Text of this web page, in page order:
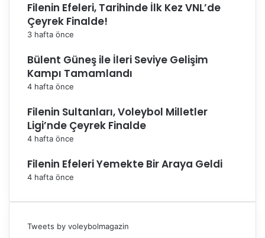
Filenin Efeleri, Tarihinde İlk Kez VNL’de
Çeyrek Finalde!
3 hafta önce
Bülent Güneş ile İleri Seviye Gelişim
Kampı Tamamlandı
4 hafta önce
Filenin Sultanları, Voleybol Milletler
Ligi’nde Çeyrek Finalde
4 hafta önce
Filenin Efeleri Yemekte Bir Araya Geldi
4 hafta önce
Tweets by voleybolmagazin